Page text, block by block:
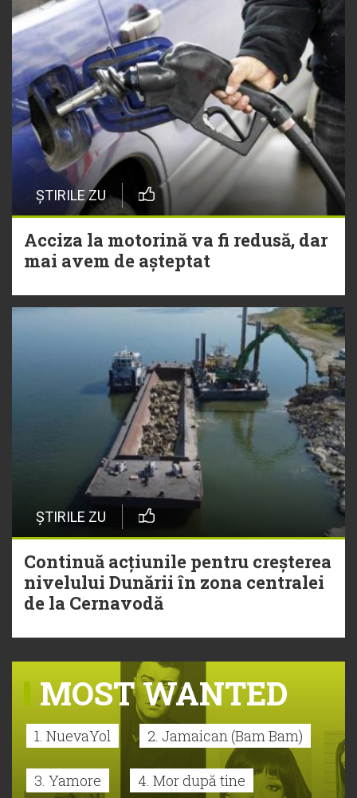
ȘTIRILE ZU
Acciza la motorină va fi redusă, dar
mai avem de așteptat
ȘTIRILE ZU
Continuă acțiunile pentru creșterea
nivelului Dunării în zona centralei
de la Cernavodă
MOST WANTED
1. NuevaYol 2. Jamaican (Bam Bam)
3. Yamore 4. Mor după tine